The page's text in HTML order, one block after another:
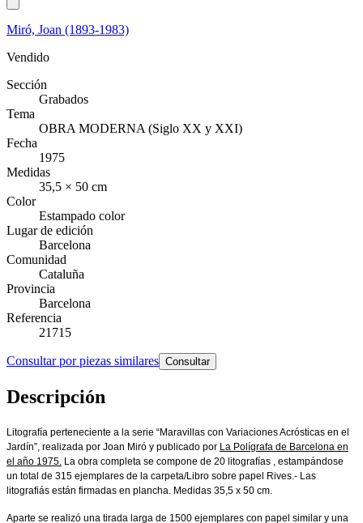
Miró, Joan (1893-1983)
Vendido
Sección
Grabados
Tema
OBRA MODERNA (Siglo XX y XXI)
Fecha
1975
Medidas
35,5 × 50 cm
Color
Estampado color
Lugar de edición
Barcelona
Comunidad
Cataluña
Provincia
Barcelona
Referencia
21715
Consultar por piezas similares Consultar
Descripción
Litografía perteneciente a la serie “Maravillas con Variaciones Acrósticas en el
Jardín”, realizada por Joan Miró y publicado por La Polígrafa de Barcelona en
el año 1975. La obra completa se compone de 20 litografías , estampándose
un total de 315 ejemplares de la carpeta/Libro sobre papel Rives.- Las
litografiás están firmadas en plancha. Medidas 35,5 x 50 cm.
Aparte se realizó una tirada larga de 1500 ejemplares con papel similar y una